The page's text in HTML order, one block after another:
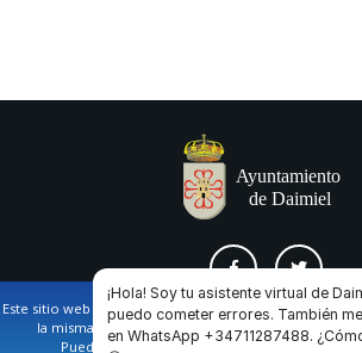
AVISO LEGAL Y POLÍTICA DE PRIVACIDAD
Este sitio web utiliza cookies propias y de terceros
la misma y obtener datos estadísticos de la
Puede obtener más información en nuestra
¡Hola! Soy tu asistente virtual de
puedo cometer errores. También
en WhatsApp +34711287488.